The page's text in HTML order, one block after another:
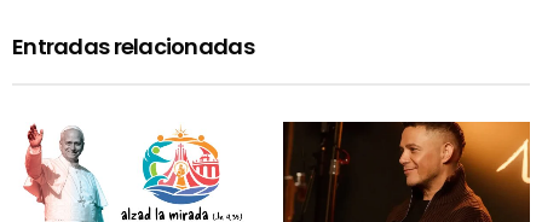
Entradas relacionadas